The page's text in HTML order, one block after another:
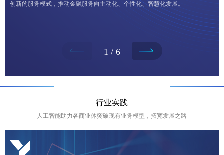
创新的服务模式，推动金融服务向主动化、个性化、智慧化发展。
1 / 6
行业实践
人工智能助力各商业体突破现有业务模型，拓宽发展之路